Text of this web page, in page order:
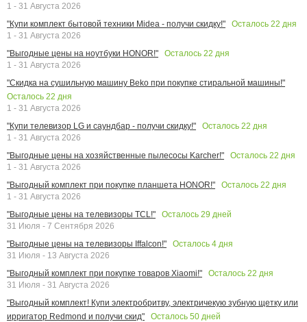
1 - 31 Августа 2026
"Купи комплект бытовой техники Midea - получи скидку!"
Осталось 22 дня
1 - 31 Августа 2026
"Выгодные цены на ноутбуки HONOR!"
Осталось 22 дня
1 - 31 Августа 2026
"Скидка на сушильную машину Beko при покупке стиральной машины!"
Осталось 22 дня
1 - 31 Августа 2026
"Купи телевизор LG и саундбар - получи скидку!"
Осталось 22 дня
1 - 31 Августа 2026
"Выгодные цены на хозяйственные пылесосы Karcher!"
Осталось 22 дня
1 - 31 Августа 2026
"Выгодный комплект при покупке планшета HONOR!"
Осталось 22 дня
1 - 31 Августа 2026
"Выгодные цены на телевизоры TCL!"
Осталось 29 дней
31 Июля - 7 Сентября 2026
"Выгодные цены на телевизоры Iffalcon!"
Осталось 4 дня
31 Июля - 13 Августа 2026
"Выгодный комплект при покупке товаров Xiaomi!"
Осталось 22 дня
31 Июля - 31 Августа 2026
"Выгодный комплект! Купи электробритву, электричекую зубную щетку или
ирригатор Redmond и получи скид"
Осталось 50 дней